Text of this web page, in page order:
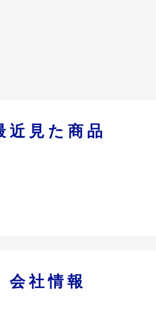
近見た商品
会社情報